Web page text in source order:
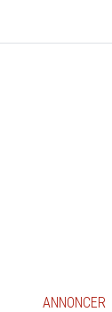
ANNONCER